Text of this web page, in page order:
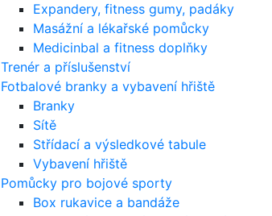
Expandery, fitness gumy, padáky
Masážní a lékařské pomůcky
Medicinbal a fitness doplňky
Trenér a příslušenství
Fotbalové branky a vybavení hřiště
Branky
Sítě
Střídací a výsledkové tabule
Vybavení hřiště
Pomůcky pro bojové sporty
Box rukavice a bandáže